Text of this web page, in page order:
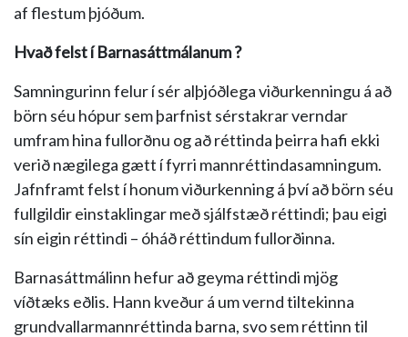
af flestum þjóðum.
Hvað felst í Barnasáttmálanum ?
Samningurinn felur í sér alþjóðlega viðurkenningu á að
börn séu hópur sem þarfnist sérstakrar verndar
umfram hina fullorðnu og að réttinda þeirra hafi ekki
verið nægilega gætt í fyrri mannréttindasamningum.
Jafnframt felst í honum viðurkenning á því að börn séu
fullgildir einstaklingar með sjálfstæð réttindi; þau eigi
sín eigin réttindi – óháð réttindum fullorðinna.
Barnasáttmálinn hefur að geyma réttindi mjög
víðtæks eðlis. Hann kveður á um vernd tiltekinna
grundvallarmannréttinda barna, svo sem réttinn til